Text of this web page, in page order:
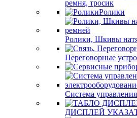
ремня, тросик
Ролики
Ролики, Шкивы
Переговорные
Система
ДИСПЛЕЙ